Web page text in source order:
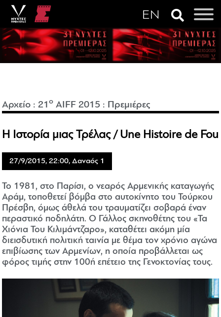
Αρχείο :21o AIFF 2015 : Πρεμιέρες
Η Ιστορία μιας Τρέλας / Une Histoire de Fou
27/9/2015, 22:00, Δαναός 1
Το 1981, στο Παρίσι, ο νεαρός Αρμενικής καταγωγής
Αράμ, τοποθετεί βόμβα στο αυτοκίνητο του Τούρκου
Πρέσβη, όμως άθελά του τραυματίζει σοβαρά έναν
περαστικό ποδηλάτη. Ο Γάλλος σκηνοθέτης του «Τα
Χιόνια Του Κιλιμάντζαρο», καταθέτει ακόμη μία
διεισδυτική πολιτική ταινία με θέμα τον χρόνιο αγώνα
επιβίωσης των Αρμενίων, η οποία προβάλλεται ως
φόρος τιμής στην 100ή επέτειο της Γενοκτονίας τους.